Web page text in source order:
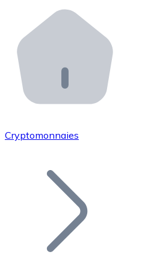
Distributeurs automatiques
Intégrez un ATM Bitnovo
API Bitnovo
Intégrez notre API dans
Rejoignez notre réseau de
Ajoutez le token de votre
Cryptomonnaies